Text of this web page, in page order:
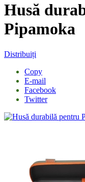
Husă
Pipamoka
Distribuiți
Copy
E-mail
Facebook
Twitter